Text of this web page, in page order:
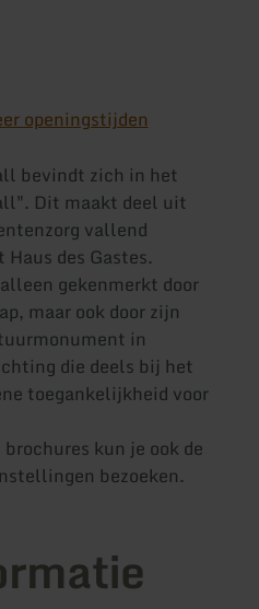
openingstijden
bevindt zich in het
Dit maakt deel uit
vallend
des Gastes.
gekenmerkt door
maar ook door zijn
in
die deels bij het
toegankelijkheid voor
kun je ook de
bezoeken.